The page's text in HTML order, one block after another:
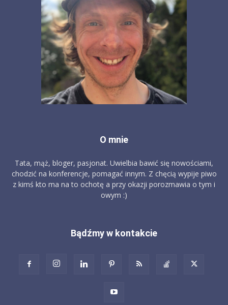
O mnie
Tata, mąż, bloger, pasjonat. Uwielbia bawić się nowościami,
chodzić na konferencje, pomagać innym. Z chęcią wypije piwo
z kimś kto ma na to ochotę a przy okazji porozmawia o tym i
owym :)
Bądźmy w kontakcie